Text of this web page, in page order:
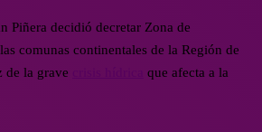
Piñera decidió decretar Zona de
comunas continentales de la Región de
de la grave
que afecta a la